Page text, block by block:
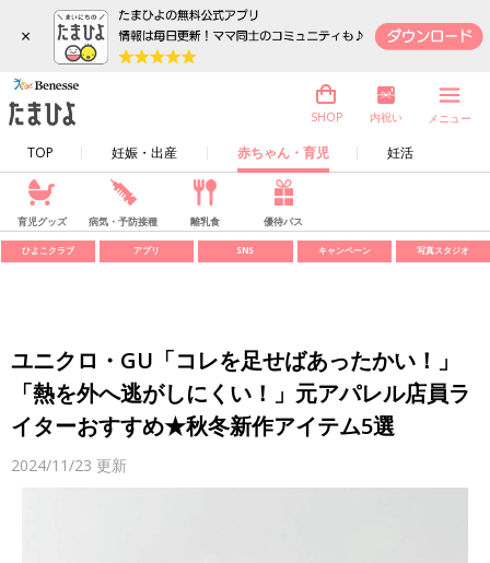
×
TOP 妊娠・出産 赤ちゃん・育児 妊活
SHOP 内祝い メニュー
育児グッズ 病気・予防接種 離乳食 優待パス
ひよこクラブ アプリ SNS キャンペーン 写真スタジオ
ユニクロ・GU「コレを足せばあったかい！」
「熱を外へ逃がしにくい！」元アパレル店員ラ
イターおすすめ★秋冬新作アイテム5選
2024/11/23 更新